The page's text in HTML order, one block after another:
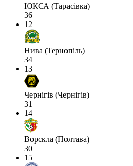
ЮКСА (Тарасівка)
36
12
Нива (Тернопіль)
34
13
Чернігів (Чернігів)
31
14
Ворскла (Полтава)
30
15